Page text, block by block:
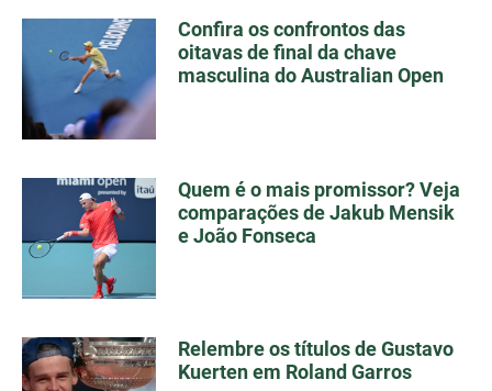
Confira os confrontos das
oitavas de final da chave
masculina do Australian Open
Quem é o mais promissor? Veja
comparações de Jakub Mensik
e João Fonseca
Relembre os títulos de Gustavo
Kuerten em Roland Garros